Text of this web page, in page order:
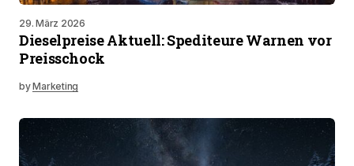
29. März 2026
Dieselpreise Aktuell: Spediteure Warnen vor
Preisschock
byMarketing